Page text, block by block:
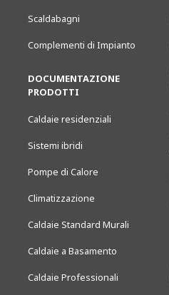
Scaldabagni
Complementi di Impianto
DOCUMENTAZIONE
PRODOTTI
Caldaie residenziali
Sistemi ibridi
Pompe di Calore
Climatizzazione
Caldaie Standard Murali
Caldaie a Basamento
Caldaie Professionali